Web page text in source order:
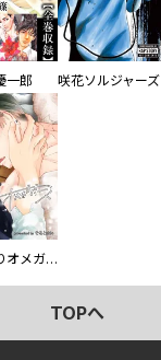
一郎 咲花ソルジャーズ
巣づくりオメガバース
TOPへ